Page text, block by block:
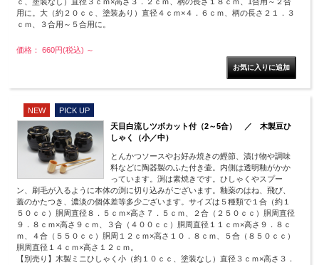
用に。大（約２０ｃｃ、塗装あり）直径４ｃｍ×４．６ｃｍ、柄の長さ２１．３
ｃｍ、３合用～５合用に。
価格： 660円(税込) ～
NEW
PICK UP
天目白流しツボカット付（2～5合） ／ 木製豆ひ
しゃく（小／中）
とんかつソースやお好み焼きの鰹節、漬け物や調味
料などに陶器製のふた付き壷。内側は透明釉がかか
っています。渕は素焼きです。ひしゃくやスプー
ン、刷毛が入るように本体の渕に切り込みがございます。釉薬のはね、飛び、
蓋のかたつき、濃淡の個体差等多少ございます。サイズは５種類で１合（約１
５０ｃｃ）胴周直径８．５ｃｍ×高さ７．５ｃｍ、２合（２５０ｃｃ）胴周直径
９．８ｃｍ×高さ９ｃｍ、３合（４００ｃｃ）胴周直径１１ｃｍ×高さ９．８ｃ
ｍ、４合（５５０ｃｃ）胴周１２ｃｍ×高さ１０．８ｃｍ、５合（８５０ｃｃ）
胴周直径１４ｃｍ×高さ１２ｃｍ。
【別売り】木製ミニひしゃく小（約１０ｃｃ、塗装なし）直径３ｃｍ×高さ３．